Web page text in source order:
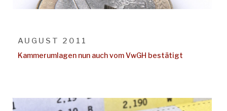
AUGUST 2011
Kammerumlagen nun auch vom VwGH bestätigt